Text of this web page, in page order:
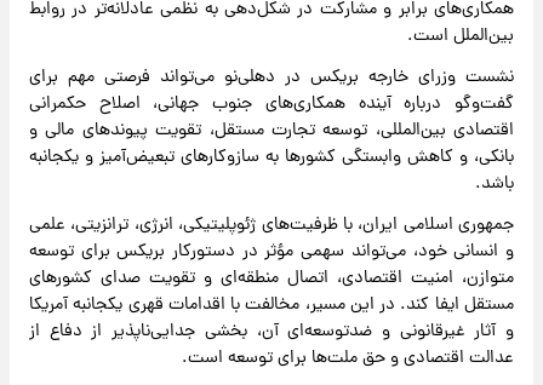
همکاری‌های برابر و مشارکت در شکل‌دهی به نظمی عادلانه‌تر در روابط
بین‌الملل است.
نشست وزرای خارجه بریکس در دهلی‌نو می‌تواند فرصتی مهم برای
گفت‌وگو درباره آینده همکاری‌های جنوب جهانی، اصلاح حکمرانی
اقتصادی بین‌المللی، توسعه تجارت مستقل، تقویت پیوندهای مالی و
بانکی، و کاهش وابستگی کشورها به سازوکارهای تبعیض‌آمیز و یکجانبه
باشد.
جمهوری اسلامی ایران، با ظرفیت‌های ژئوپلیتیکی، انرژی، ترانزیتی، علمی
و انسانی خود، می‌تواند سهمی مؤثر در دستورکار بریکس برای توسعه
متوازن، امنیت اقتصادی، اتصال منطقه‌ای و تقویت صدای کشورهای
مستقل ایفا کند. در این مسیر، مخالفت با اقدامات قهری یکجانبه آمریکا
و آثار غیرقانونی و ضدتوسعه‌ای آن، بخشی جدایی‌ناپذیر از دفاع از
عدالت اقتصادی و حق ملت‌ها برای توسعه است.